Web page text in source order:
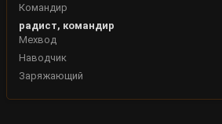
Командир
радист, командир
Мехвод
Наводчик
Заряжающий